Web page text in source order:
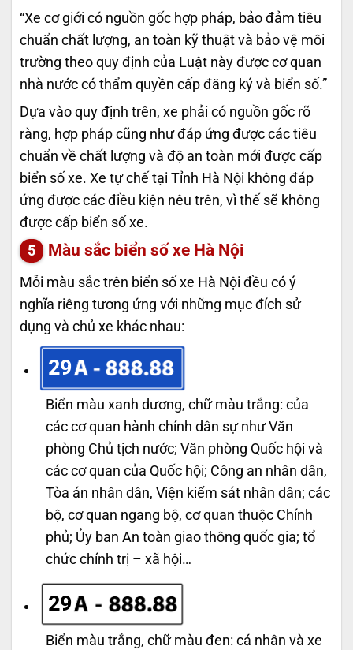
“Xe cơ giới có nguồn gốc hợp pháp, bảo đảm tiêu
chuẩn chất lượng, an toàn kỹ thuật và bảo vệ môi
trường theo quy định của Luật này được cơ quan
nhà nước có thẩm quyền cấp đăng ký và biển số.”
Dựa vào quy định trên, xe phải có nguồn gốc rõ
ràng, hợp pháp cũng như đáp ứng được các tiêu
chuẩn về chất lượng và độ an toàn mới được cấp
biển số xe. Xe tự chế tại Tỉnh Hà Nội không đáp
ứng được các điều kiện nêu trên, vì thế sẽ không
được cấp biển số xe.
Màu sắc biển số xe Hà Nội
Mỗi màu sắc trên biển số xe Hà Nội đều có ý
nghĩa riêng tương ứng với những mục đích sử
dụng và chủ xe khác nhau:
29
Biển màu xanh dương, chữ màu trắng: của
các cơ quan hành chính dân sự như Văn
phòng Chủ tịch nước; Văn phòng Quốc hội và
các cơ quan của Quốc hội; Công an nhân dân,
Tòa án nhân dân, Viện kiểm sát nhân dân; các
bộ, cơ quan ngang bộ, cơ quan thuộc Chính
phủ; Ủy ban An toàn giao thông quốc gia; tổ
chức chính trị – xã hội…
29
Biển màu trắng, chữ màu đen: cá nhân và xe